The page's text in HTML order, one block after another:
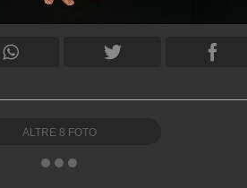
ALTRE 8 FOTO